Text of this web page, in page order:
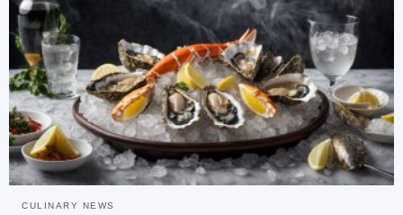
CULINARY NEWS